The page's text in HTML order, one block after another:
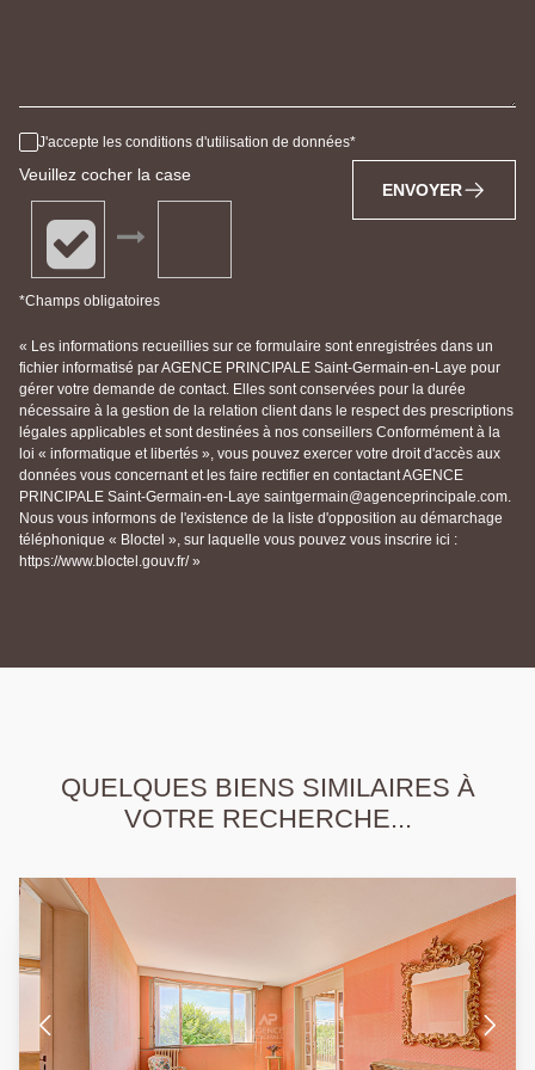
J'accepte les conditions d'utilisation de données
Veuillez cocher la case
*Champs obligatoires
ENVOYER
« Les informations recueillies sur ce formulaire sont enregistrées dans un
fichier informatisé par AGENCE PRINCIPALE Saint-Germain-en-Laye pour
gérer votre demande de contact. Elles sont conservées pour la durée
nécessaire à la gestion de la relation client dans le respect des prescriptions
légales applicables et sont destinées à nos conseillers Conformément à la
loi « informatique et libertés », vous pouvez exercer votre droit d'accès aux
données vous concernant et les faire rectifier en contactant AGENCE
PRINCIPALE Saint-Germain-en-Laye saintgermain@agenceprincipale.com.
Nous vous informons de l'existence de la liste d'opposition au démarchage
téléphonique « Bloctel », sur laquelle vous pouvez vous inscrire ici :
https://www.bloctel.gouv.fr/ »
QUELQUES BIENS SIMILAIRES À
VOTRE RECHERCHE...